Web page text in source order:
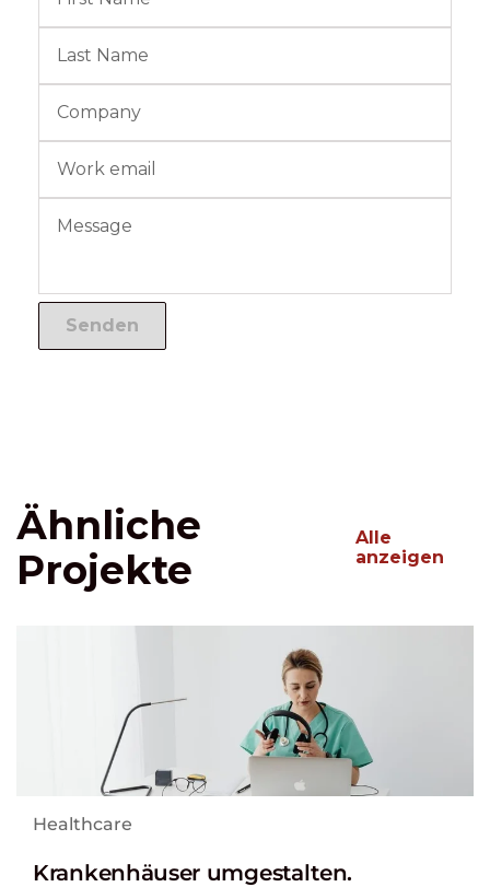
Ähnliche
Projekte
Alle
anzeigen
Healthcare
Krankenhäuser umgestalten.